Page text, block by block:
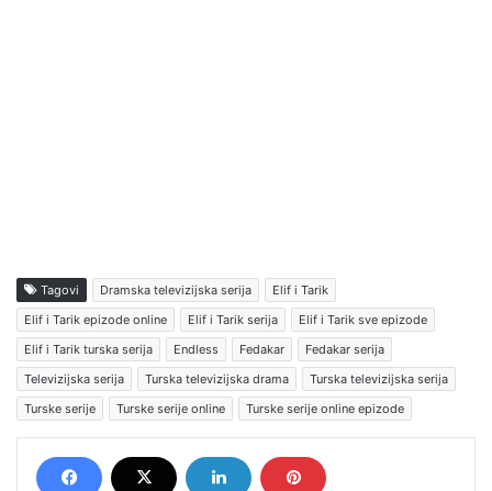
Tagovi Dramska televizijska serija
Elif i Tarik
Elif i Tarik epizode online
Elif i Tarik serija
Elif i Tarik sve epizode
Elif i Tarik turska serija
Endless Fedakar
Fedakar serija
Televizijska serija
Turska televizijska drama
Turska televizijska serija
Turske serije
Turske serije online Turske serije online epizode